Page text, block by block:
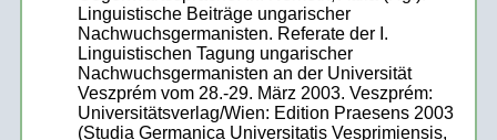
Linguistische Beiträge ungarischer
Nachwuchsgermanisten. Referate der I.
Linguistischen Tagung ungarischer
Nachwuchsgermanisten an der Universität
Veszprém vom 28.-29. März 2003. Veszprém:
Universitätsverlag/Wien: Edition Praesens 2003
(Studia Germanica Universitatis Vesprimiensis,